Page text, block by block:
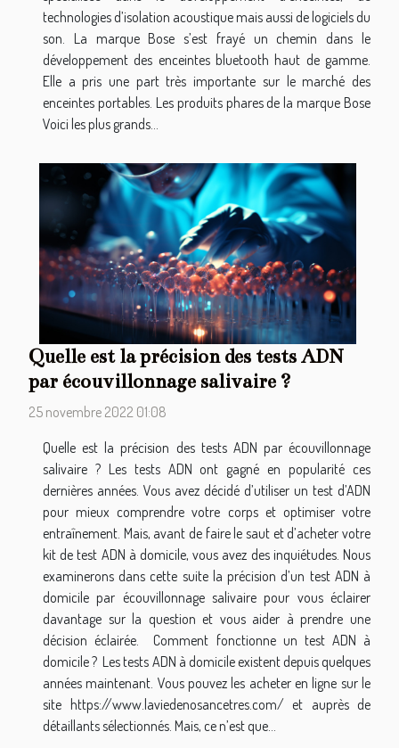
technologies d’isolation acoustique mais aussi de logiciels du
son. La marque Bose s’est frayé un chemin dans le
développement des enceintes bluetooth haut de gamme.
Elle a pris une part très importante sur le marché des
enceintes portables. Les produits phares de la marque Bose
Voici les plus grands...
Quelle est la précision des tests ADN
par écouvillonnage salivaire ?
25 novembre 2022 01:08
Quelle est la précision des tests ADN par écouvillonnage
salivaire ? Les tests ADN ont gagné en popularité ces
dernières années. Vous avez décidé d’utiliser un test d’ADN
pour mieux comprendre votre corps et optimiser votre
entraînement. Mais, avant de faire le saut et d’acheter votre
kit de test ADN à domicile, vous avez des inquiétudes. Nous
examinerons dans cette suite la précision d’un test ADN à
domicile par écouvillonnage salivaire pour vous éclairer
davantage sur la question et vous aider à prendre une
décision éclairée. Comment fonctionne un test ADN à
domicile ? Les tests ADN à domicile existent depuis quelques
années maintenant. Vous pouvez les acheter en ligne sur le
site https://www.laviedenosancetres.com/ et auprès de
détaillants sélectionnés. Mais, ce n’est que...